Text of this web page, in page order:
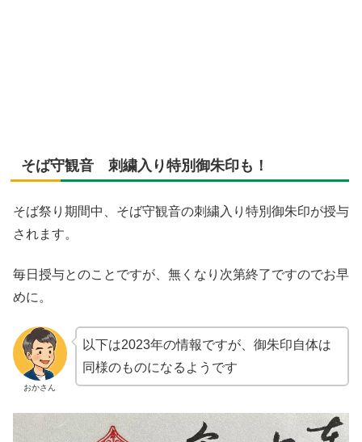
そば守観音 刺繍入り特別御朱印も！
そば祭り期間中、そば守観音の刺繍入り特別御朱印が授与
されます。
毎日授与とのことですが、無くなり次第終了ですのでお早
めに。
おかさん
以下は2023年の情報ですが、御朱印自体は
同様のものになるようです